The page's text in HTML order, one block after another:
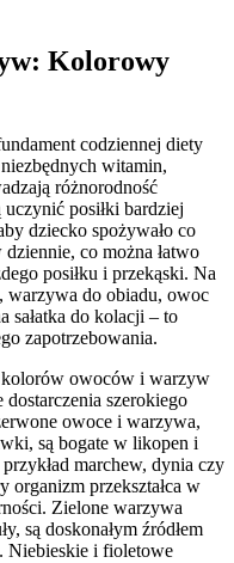
Kolorowy
codziennej diety
witamin,
różnorodność
posiłki bardziej
dziecko spożywało co
co można łatwo
posiłku i przekąski. Na
warzywa do obiadu, owoc
sałatka do kolacji – to
zapotrzebowania.
kolorów owoców i warzyw
szerokiego
owoce i warzywa,
są bogate w likopen i
marchew, dynia czy
organizm przekształca w
Zielone warzywa
są doskonałym źródłem
Niebieskie i fioletowe